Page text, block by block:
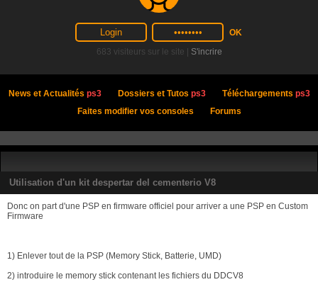
683 visiteurs sur le site | S'incrire
News et Actualités ps3 Dossiers et Tutos ps3 Téléchargements ps3
Faites modifier vos consoles
Forums
Utilisation d'un kit despertar del cementerio V8
Donc on part d'une PSP en firmware officiel pour arriver a une PSP en Custom
Firmware
1) Enlever tout de la PSP (Memory Stick, Batterie, UMD)
2) introduire le memory stick contenant les fichiers du DDCV8